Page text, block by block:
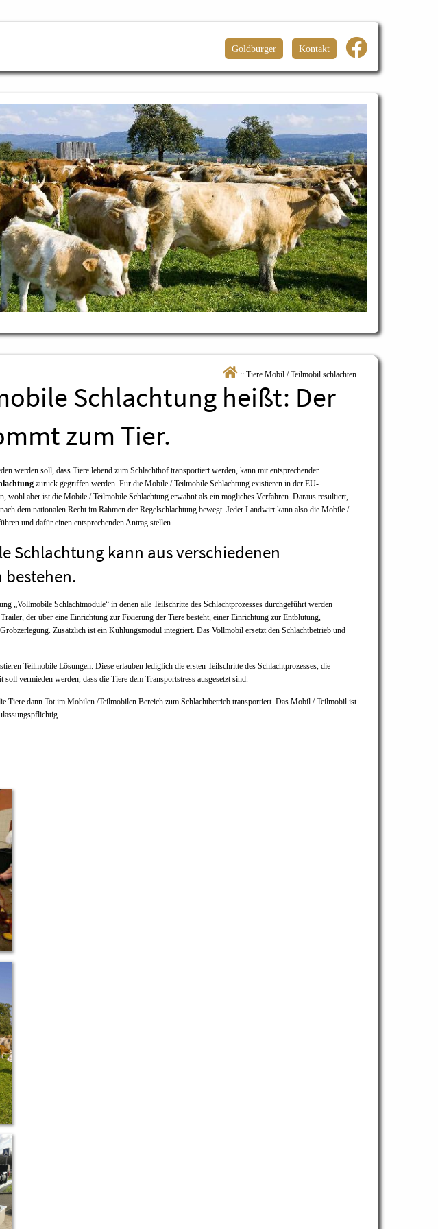
Goldburger Kontakt
:: Tiere Mobil / Teilmobil schlachten
Schlachtung heißt: Der
zum Tier.
werden soll, dass Tiere lebend zum Schlachthof transportiert werden, kann mit entsprechender
zurück gegriffen werden. Für die Mobile / Teilmobile Schlachtung existieren in der EU-
wohl aber ist die Mobile / Teilmobile Schlachtung erwähnt als ein mögliches Verfahren. Daraus resultiert,
dem nationalen Recht im Rahmen der Regelschlachtung bewegt. Jeder Landwirt kann also die Mobile /
und dafür einen entsprechenden Antrag stellen.
Schlachtung kann aus verschiedenen
„Vollmobile Schlachtmodule“ in denen alle Teilschritte des Schlachtprozesses durchgeführt werden
der über eine Einrichtung zur Fixierung der Tiere besteht, einer Einrichtung zur Entblutung,
Zusätzlich ist ein Kühlungsmodul integriert. Das Vollmobil ersetzt den Schlachtbetrieb und
Teilmobile Lösungen. Diese erlauben lediglich die ersten Teilschritte des Schlachtprozesses, die
vermieden werden, dass die Tiere dem Transportstress ausgesetzt sind.
Tiere dann Tot im Mobilen /Teilmobilen Bereich zum Schlachtbetrieb transportiert. Das Mobil / Teilmobil ist